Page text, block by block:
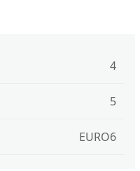
4
5
EURO6